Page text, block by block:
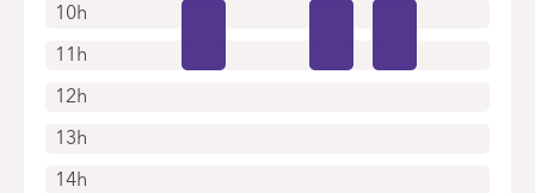
10h
11h
12h
13h
14h